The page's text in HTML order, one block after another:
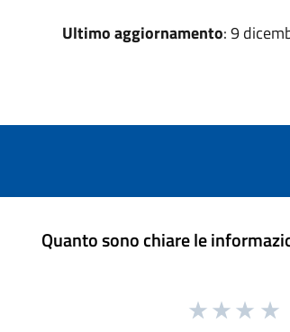
Ultimo aggiornamento: 9
Quanto sono chiare le